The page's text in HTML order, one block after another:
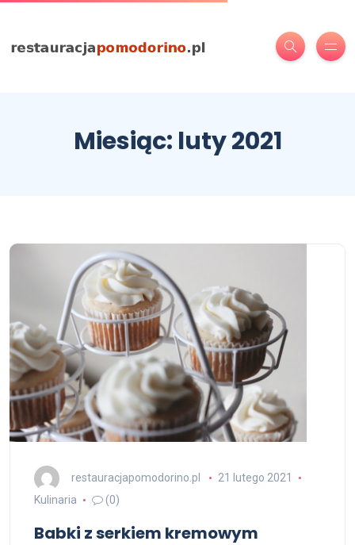
Miesiąc: luty 2021
restauracjapomodorino.pl
21 lutego 2021
Kulinaria
(0)
Babki z serkiem kremowym